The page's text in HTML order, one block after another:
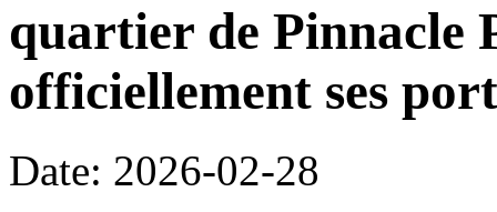
quartier de Pinnacle
officiellement ses
Date: 2026-02-28